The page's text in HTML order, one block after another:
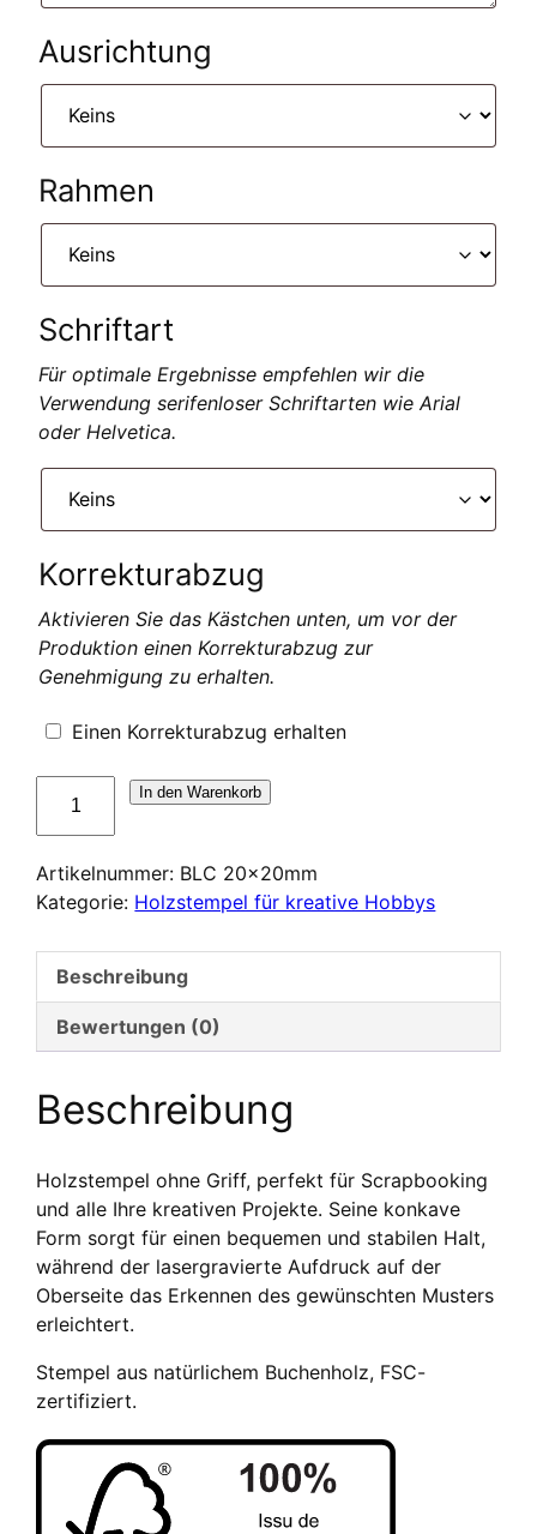
Ausrichtung
Rahmen
Schriftart
Für optimale Ergebnisse empfehlen wir die
Verwendung serifenloser Schriftarten wie Arial
oder Helvetica.
Korrekturabzug
Aktivieren Sie das Kästchen unten, um vor der
Produktion einen Korrekturabzug zur
Genehmigung zu erhalten.
Einen Korrekturabzug erhalten
pour
loisirs
scrapbooking
20
x
mm
In den Warenkorb
Artikelnummer: BLC 20x20mm
Kategorie: Holzstempel für kreative Hobbys
Beschreibung
Bewertungen (0)
Beschreibung
Holzstempel ohne Griff, perfekt für Scrapbooking
und alle Ihre kreativen Projekte. Seine konkave
Form sorgt für einen bequemen und stabilen Halt,
während der lasergravierte Aufdruck auf der
Oberseite das Erkennen des gewünschten Musters
erleichtert.
Stempel aus natürlichem Buchenholz, FSC-
zertifiziert.